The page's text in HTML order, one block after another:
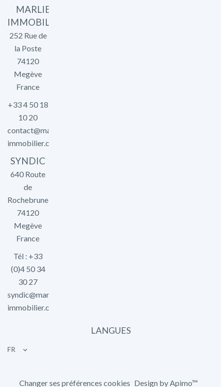
MARLIER
IMMOBILIER
252 Rue de
la Poste
74120
Megève
France
+33 4 50 18
10 20
contact@marlier-
immobilier.com
SYNDIC
640 Route
de
Rochebrune
74120
Megève
France
Tél : +33
(0)4 50 34
30 27
syndic@marlier-
immobilier.com
LANGUES
FR
Changer ses préférences cookies Design byApimo™